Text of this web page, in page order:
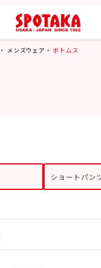
メンズウェア ボトムス
ショートパン